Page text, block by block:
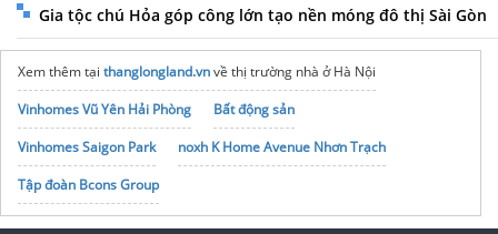
Gia tộc chú Hỏa góp công lớn tạo nền móng đô thị Sài Gòn
Xem thêm tại thanglongland.vnvề thị trường nhà ở Hà Nội
Vinhomes Vũ Yên Hải Phòng
Bất động sản
Vinhomes Saigon Park
noxh K Home Avenue Nhơn Trạch
Tập đoàn Bcons Group